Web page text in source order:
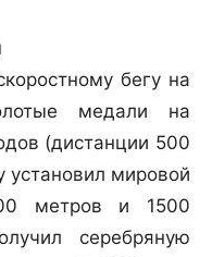
бегу на
медали на
(дистанции 500
установил мировой
метров и 1500
серебряную